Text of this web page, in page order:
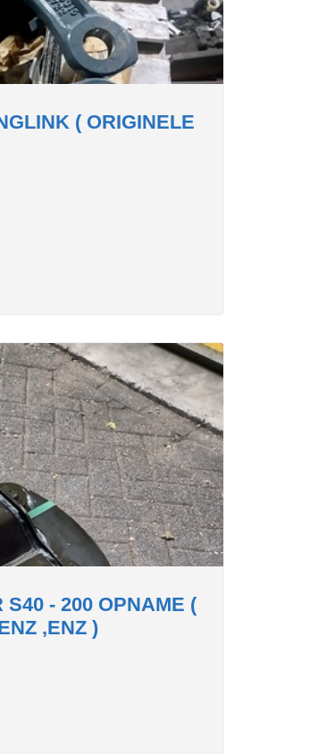
( ORIGINELE
S40 - 200 OPNAME (
,ENZ )